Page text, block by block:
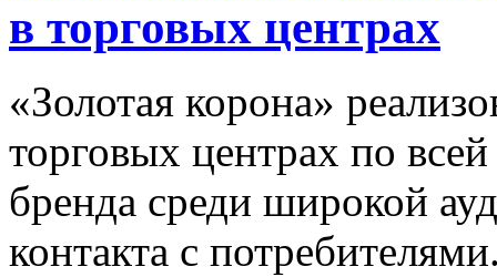
в торговых центрах
«Золотая корона»
торговых центрах по
бренда среди широкой
контакта с